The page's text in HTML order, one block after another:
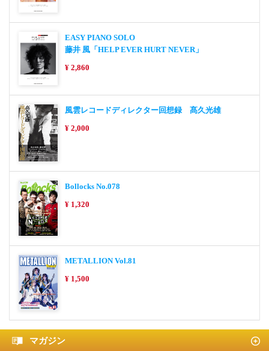
EASY PIANO SOLO
藤井 風「HELP EVER HURT NEVER」
¥ 2,860
風雲レコードディレクター回想録 髙久光雄
¥ 2,000
Bollocks No.078
¥ 1,320
METALLION Vol.81
¥ 1,500
マガジン